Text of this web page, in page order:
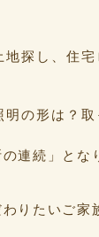
探し、住
の形は？
連続」とな
りたいご家